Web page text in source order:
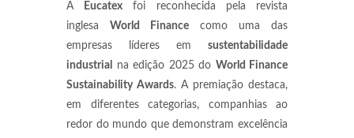
A Eucatex foi reconhecida pela revista
inglesa World Finance como uma das
empresas líderes em sustentabilidade
industrial
na edição 2025 do World Finance
Sustainability Awards. A premiação destaca,
em diferentes categorias, companhias ao
redor do mundo que demonstram excelência